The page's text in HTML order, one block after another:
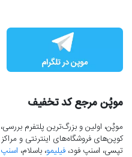
موپُن مرجع کد تخفیف
موپُن، اولین و بزرگ‌ترین پلتفرم
کوپن‌های فروشگاه‌های اینترنتی و
تپسی، اسنپ فود، فیلیمو، باسلام،